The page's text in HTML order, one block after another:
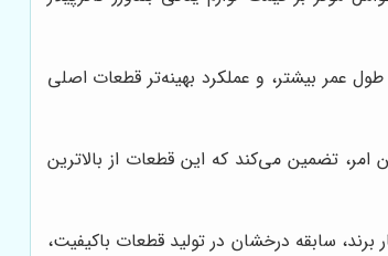
عمر بیشتر، و عملکرد بهینه‌تر قطعات اصلی
امر، تضمین می‌کند که این قطعات از بالاترین
سابقه درخشان در تولید قطعات باکیفیت،